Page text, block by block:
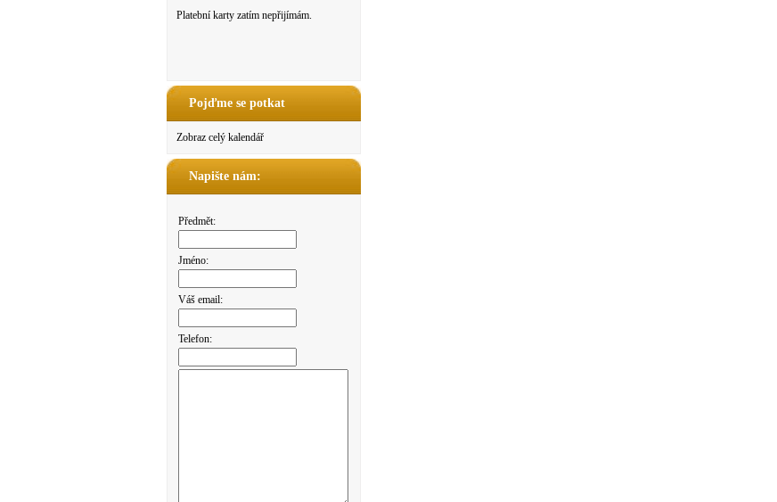
Platební karty zatím nepřijímám.
Pojďme se potkat
Zobraz celý kalendář
Napište nám:
Předmět:
Jméno:
Váš email:
Telefon: